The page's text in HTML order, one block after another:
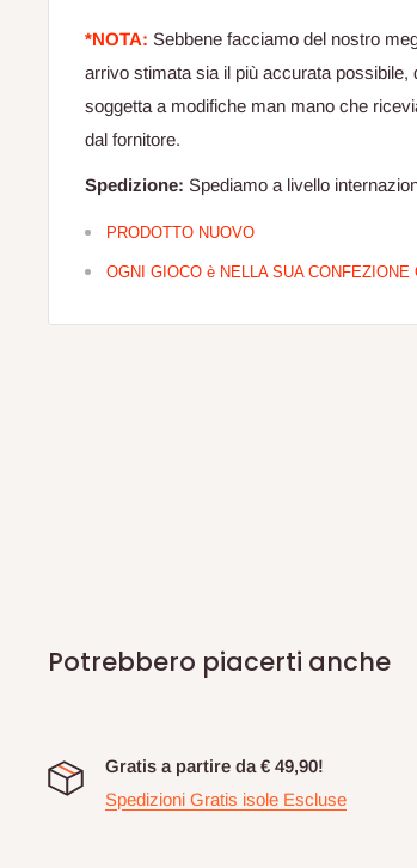
*NOTA: Sebbene facciamo del nostro
arrivo stimata sia il più accurata
soggetta a modifiche man mano che
dal fornitore.
Spedizione: Spediamo a livello
PRODOTTO NUOVO
OGNI GIOCO è NELLA SUA CONFEZIONE
Potrebbero piacerti anche
Gratis a partire da € 49,90!
Spedizioni Gratis isole Escluse